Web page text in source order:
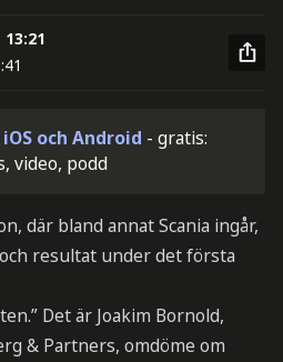
och Android - gratis:
video, podd
där bland annat Scania ingår,
resultat under det första
Det är Joakim Bornold,
& Partners, omdöme om